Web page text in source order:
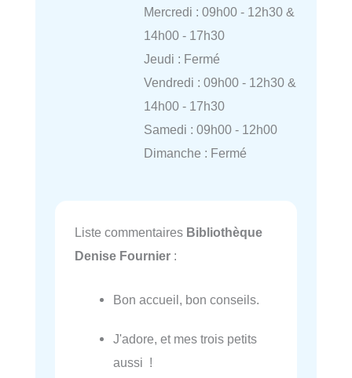
Mercredi : 09h00 - 12h30 &
14h00 - 17h30
Jeudi : Fermé
Vendredi : 09h00 - 12h30 &
14h00 - 17h30
Samedi : 09h00 - 12h00
Dimanche : Fermé
Liste commentaires Bibliothèque
Denise Fournier :
Bon accueil, bon conseils.
J'adore, et mes trois petits
aussi !